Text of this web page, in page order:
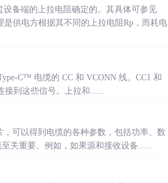
备端的上拉电阻确定的。其具体可参见
供电方根据其不同的上拉电阻Rp，而耗电
C™ 电缆的 CC 和 VCONN 线。CC1 和
接到这些信号。上拉和......
，可以得到电缆的各种参数，包括功率、数
关重要。例如，如果源和接收设备......